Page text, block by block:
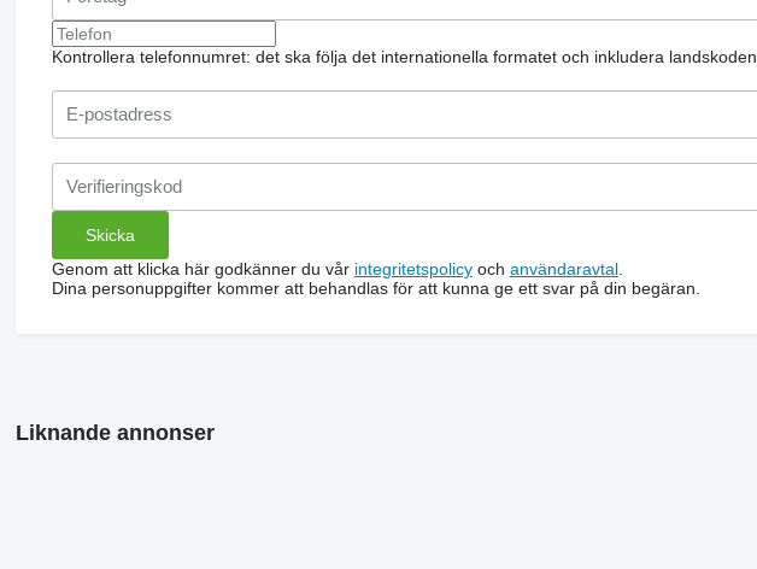
Kontrollera telefonnumret: det ska följa det internationella formatet och inkludera landskoden.
Genom att klicka här godkänner du vår integritetspolicyoch användaravtal.
Dina personuppgifter kommer att behandlas för att kunna ge ett svar på din begäran.
Liknande annonser